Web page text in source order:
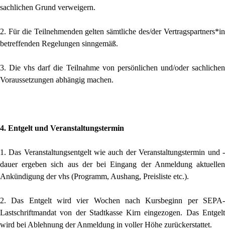
sachlichen Grund verweigern.
2. Für die Teilnehmenden gelten sämtliche des/der Vertragspartners*in
betreffenden Regelungen sinngemäß.
3. Die vhs darf die Teilnahme von persönlichen und/oder sachlichen
Vorausset­zungen abhängig machen.
4. Entgelt und Veranstaltungstermin
1. Das Veranstaltungsentgelt wie auch der Veranstaltungstermin und -
dauer ergeben sich aus der bei Eingang der Anmeldung aktuellen
Ankündigung der vhs (Programm, Aushang, Preisliste etc.).
2. Das Entgelt wird vier Wochen nach Kursbeginn per SEPA-
Lastschriftmandat von der Stadtkasse Kirn eingezogen. Das Entgelt
wird bei Ablehnung der Anmeldung in voller Höhe zurückerstattet.